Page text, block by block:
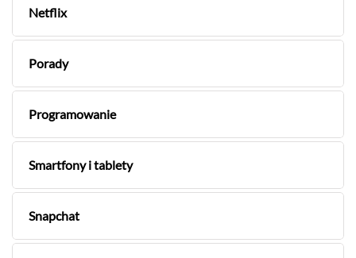
Netflix
Porady
Programowanie
Smartfony i tablety
Snapchat